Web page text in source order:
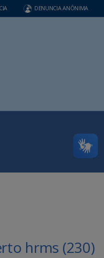
DENUNCIA ANÔNIMA
hrms (230)